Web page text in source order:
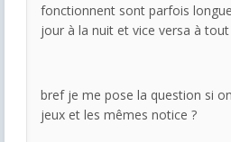
fonctionnent sont parfois
jour à la nuit et vice versa à
bref je me pose la question si
jeux et les mêmes notice ?